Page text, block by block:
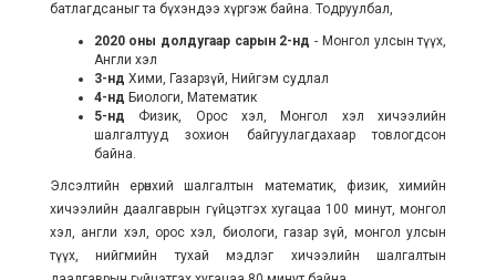
батлагдсаныг та бүхэндээ хүргэж байна. Тодруулбал,
2020 оны долдугаар сарын 2-нд - Монгол улсын түүх,
Англи хэл
3-нд Хими, Газарзүй, Нийгэм судлал
4-нд Биологи, Математик
5-нд Физик, Орос хэл, Монгол хэл хичээлийн
шалгалтууд зохион байгуулагдахаар товлогдсон
байна.
Элсэлтийн ерөнхий шалгалтын математик, физик, химийн
хичээлийн даалгаврын гүйцэтгэх хугацаа 100 минут, монгол
хэл, англи хэл, орос хэл, биологи, газар зүй, монгол улсын
түүх, нийгмийн тухай мэдлэг хичээлийн шалгалтын